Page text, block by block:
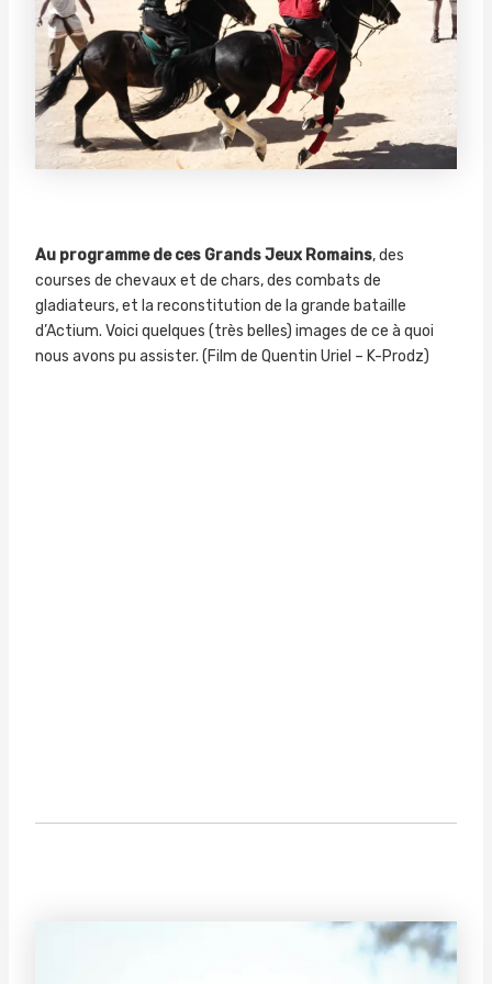
Au programme de ces Grands Jeux Romains, des
courses de chevaux et de chars, des combats de
gladiateurs, et la reconstitution de la grande bataille
d’Actium. Voici quelques (très belles) images de ce à quoi
nous avons pu assister. (Film de Quentin Uriel – K-Prodz)